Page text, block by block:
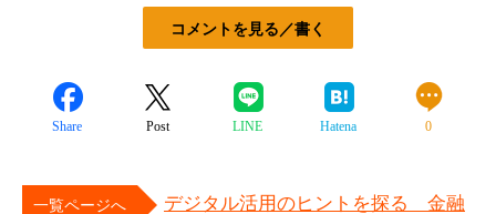
コメントを見る／書く
Share Post LINE Hatena 0
一覧ページへ
デジタル活用のヒントを探る 金融